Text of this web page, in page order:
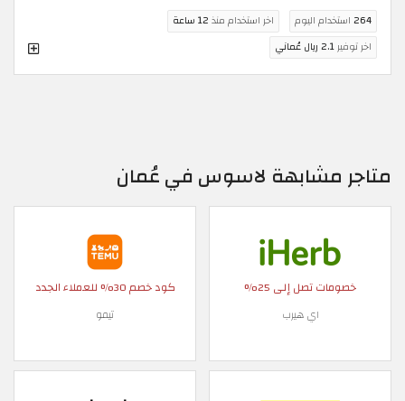
264 استخدام اليوم اخر استخدام منذ 12 ساعة
اخر توفير2.1 ريال عُماني
متاجر مشابهة لاسوس في عُمان
خصومات تصل إلى 25%
اي هيرب
كود خصم 30% للعملاء الجدد
تيمو